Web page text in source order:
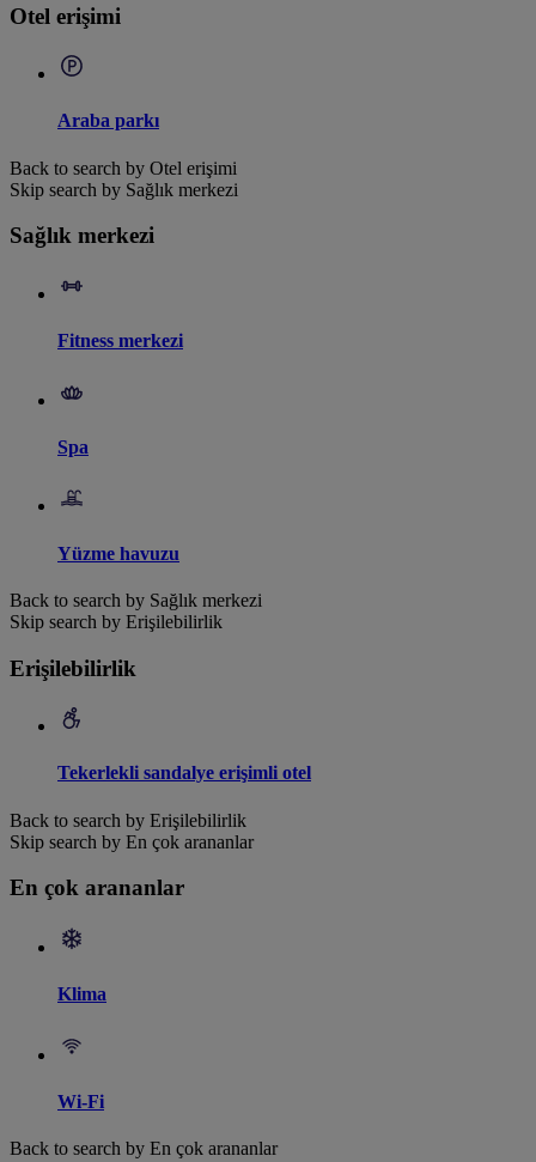
Otel erişimi
Araba parkı
Back to search by Otel erişimi
Skip search by Sağlık merkezi
Sağlık merkezi
Fitness merkezi
Spa
Yüzme havuzu
Back to search by Sağlık merkezi
Skip search by Erişilebilirlik
Erişilebilirlik
Tekerlekli sandalye erişimli otel
Back to search by Erişilebilirlik
Skip search by En çok arananlar
En çok arananlar
Klima
Wi-Fi
Back to search by En çok arananlar